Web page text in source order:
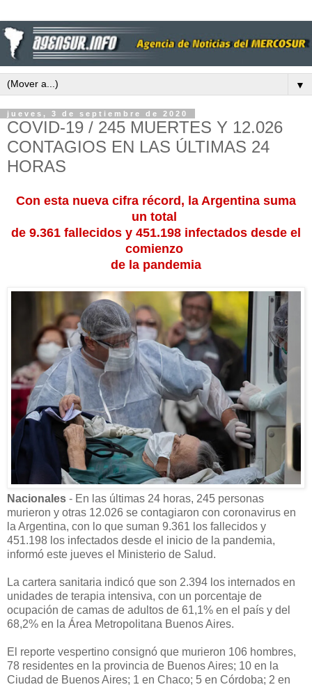
▼
jueves, 3 de septiembre de 2020
COVID-19 / 245 MUERTES Y 12.026
CONTAGIOS EN LAS ÚLTIMAS 24
HORAS
Con esta nueva cifra récord, la Argentina suma
un total
de 9.361 fallecidos y 451.198 infectados desde el
comienzo
de la pandemia
Nacionales - En las últimas 24 horas, 245 personas
murieron y otras 12.026 se contagiaron con coronavirus en
la Argentina, con lo que suman 9.361 los fallecidos y
451.198 los infectados desde el inicio de la pandemia,
informó este jueves el Ministerio de Salud.
La cartera sanitaria indicó que son 2.394 los internados en
unidades de terapia intensiva, con un porcentaje de
ocupación de camas de adultos de 61,1% en el país y del
68,2% en la Área Metropolitana Buenos Aires.
El reporte vespertino consignó que murieron 106 hombres,
78 residentes en la provincia de Buenos Aires; 10 en la
Ciudad de Buenos Aires; 1 en Chaco; 5 en Córdoba; 2 en